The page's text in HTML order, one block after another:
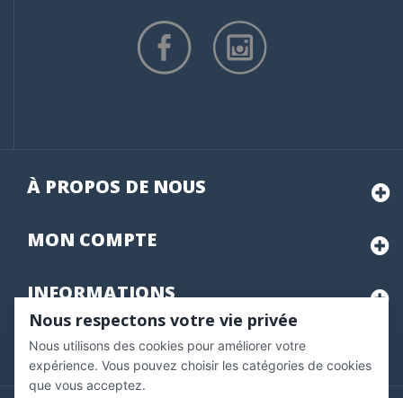
À PROPOS DE NOUS
MON COMPTE
INFORMATIONS
Marchand approuvé par la Société des Avis Garantis,
pour vérifier .
Nous respectons votre vie privée
Nous utilisons des cookies pour améliorer votre
expérience. Vous pouvez choisir les catégories de cookies
que vous acceptez.